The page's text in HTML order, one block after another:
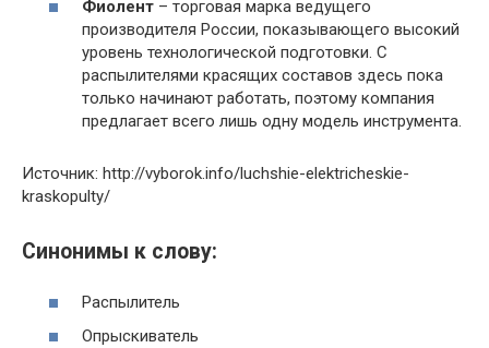
Фиолент – торговая марка ведущего
производителя России, показывающего высокий
уровень технологической подготовки. С
распылителями красящих составов здесь пока
только начинают работать, поэтому компания
предлагает всего лишь одну модель инструмента.
Источник: http://vyborok.info/luchshie-elektricheskie-
kraskopulty/
Синонимы к слову:
Распылитель
Опрыскиватель